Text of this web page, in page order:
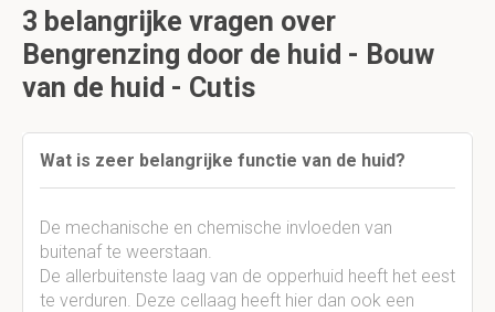
3 belangrijke vragen over
Bengrenzing door de huid - Bouw
van de huid - Cutis
Wat is zeer belangrijke functie van de huid?
De mechanische en chemische invloeden van
buitenaf te weerstaan.
De allerbuitenste laag van de opperhuid heeft het eest
te verduren. Deze cellaag heeft hier dan ook een